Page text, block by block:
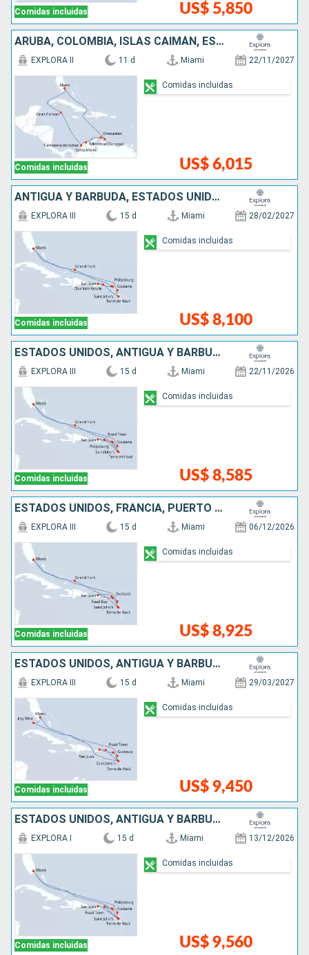
Comidas incluidas US$ 5,850
ARUBA, COLOMBIA, ISLAS CAIMÁN, ESTADOS UNIDOS
Comidas incluidas
EXPLORA II 11 d Miami 22/11/2027
US$ 6,015
Comidas incluidas
ANTIGUA Y BARBUDA, ESTADOS UNIDOS, PUERTO RICO, SAN MARTÍN, FRANCIA
Comidas incluidas
EXPLORA III 15 d Miami 28/02/2027
US$ 8,100
Comidas incluidas
ESTADOS UNIDOS, ANTIGUA Y BARBUDA, SAN MARTÍN, PUERTO RICO, FRANCIA
Comidas incluidas
EXPLORA III 15 d Miami 22/11/2026
US$ 8,585
Comidas incluidas
ESTADOS UNIDOS, FRANCIA, PUERTO RICO, , ANTIGUA Y BARBUDA
Comidas incluidas
EXPLORA III 15 d Miami 06/12/2026
US$ 8,925
Comidas incluidas
ESTADOS UNIDOS, ANTIGUA Y BARBUDA, PUERTO RICO, FRANCIA
Comidas incluidas
EXPLORA III 15 d Miami 29/03/2027
US$ 9,450
Comidas incluidas
ESTADOS UNIDOS, ANTIGUA Y BARBUDA, SAN MARTÍN, PUERTO RICO, FRANCIA
Comidas incluidas
EXPLORA I 15 d Miami 13/12/2026
US$ 9,560
Comidas incluidas